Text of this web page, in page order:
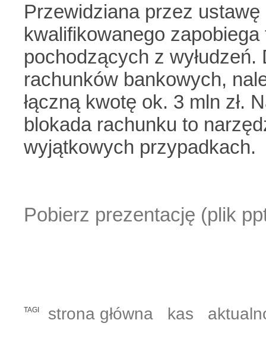
Przewidziana przez
kwalifikowanego
pochodzących z
rachunków bankowych,
łączną kwotę ok. 3 mln zł.
blokada rachunku to
wyjątkowych przypadkach.
Pobierz prezentację (plik
TAGI strona główna kas